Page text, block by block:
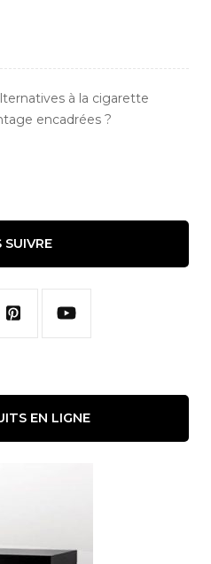
à la cigarette
encadrées ?
SUIVRE
EN LIGNE